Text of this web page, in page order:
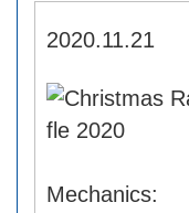
2020.11.21
Mechanics: